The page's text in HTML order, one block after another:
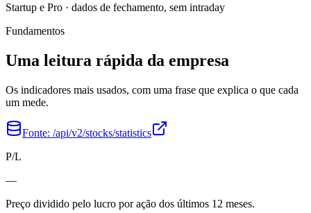
Startup e Pro · dados de fechamento, sem intraday
Fundamentos
Uma leitura rápida da empresa
Os indicadores mais usados, com uma frase que explica o que cada
um mede.
Fonte: /api/v2/stocks/statistics
P/L
—
Preço dividido pelo lucro por ação dos últimos 12 meses.